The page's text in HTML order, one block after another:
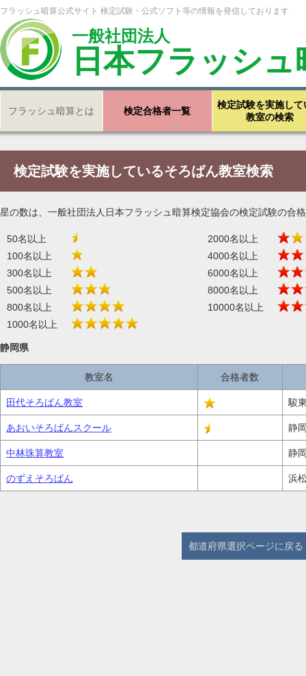
フラッシュ暗算公式サイト 検定試験・公式ソフト等の情報を発信しております
一般社団法人
日本フラッシ
フラッシュ暗算とは 検定合格者一覧
検定試験を実施して
教室の検索
検定試験を実施しているそろばん教室検索
星の数は、一般社団法人日本フラッシュ暗算検定協会の検定試験の合
50名以上
2000名以上
100名以上
4000名以上
300名以上
6000名以上
500名以上
8000名以上
800名以上
10000名以上
1000名以上
静岡県
教室名 合格者数
田代そろばん教室 駿
あおいそろばんスクール 静
中林珠算教室 静
のずえそろばん 浜
都道府県選択ページに戻る